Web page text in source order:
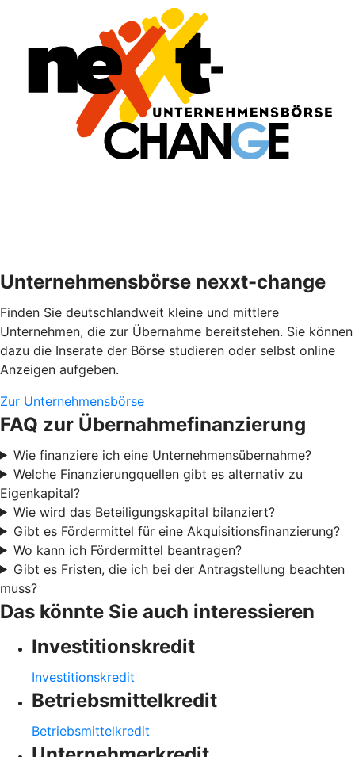
Unternehmensbörse nexxt-change
Finden Sie deutschlandweit kleine und mittlere
Unternehmen, die zur Übernahme bereitstehen. Sie können
dazu die Inserate der Börse studieren oder selbst online
Anzeigen aufgeben.
Zur Unternehmensbörse
FAQ zur Übernahmefinanzierung
Wie finanziere ich eine Unternehmensübernahme?
Welche Finanzierungquellen gibt es alternativ zu
Eigenkapital?
Wie wird das Beteiligungskapital bilanziert?
Gibt es Fördermittel für eine Akquisitionsfinanzierung?
Wo kann ich Fördermittel beantragen?
Gibt es Fristen, die ich bei der Antragstellung beachten
muss?
Das könnte Sie auch interessieren
Investitionskredit
Investitionskredit
Betriebsmittelkredit
Betriebsmittelkredit